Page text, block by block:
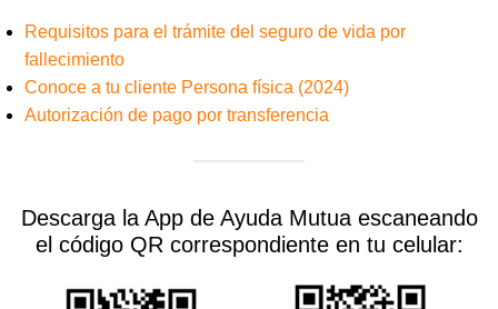
Requisitos para el trámite del seguro de vida por
fallecimiento
Conoce a tu cliente Persona física (2024)
Autorización de pago por transferencia
Descarga la App de Ayuda Mutua escaneando
el código QR correspondiente en tu celular: